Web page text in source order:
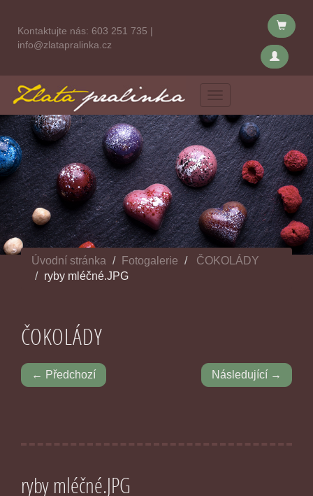
Kontaktujte nás: 603 251 735 |
info@zlatapralinka.cz
Menu
Úvodní stránka Fotogalerie
ČOKOLÁDY
ryby mléčné.JPG
ČOKOLÁDY
← Předchozí Následující →
ryby mléčné.JPG